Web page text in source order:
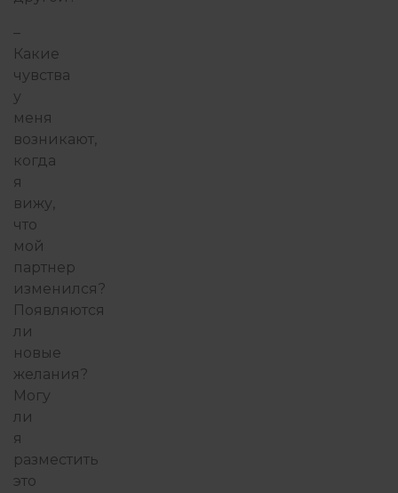
–
Какие
чувства
у
меня
возникают,
когда
я
вижу,
что
мой
партнер
изменился?
Появляются
ли
новые
желания?
Могу
ли
я
разместить
это